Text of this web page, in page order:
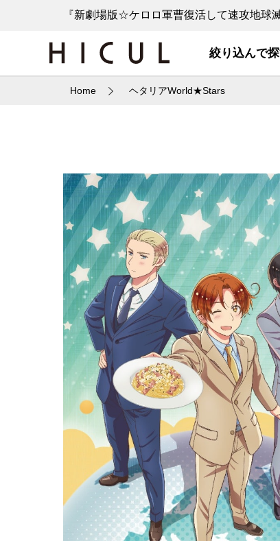
『新劇場版☆ケロロ軍曹復活して速攻地球
絞り込んで
Home ヘタリアWorld★Stars